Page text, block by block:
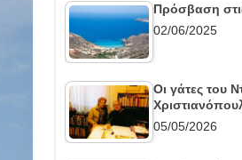
Πρόσβαση
02/06/2025
Οι γάτες του
05/05/2026